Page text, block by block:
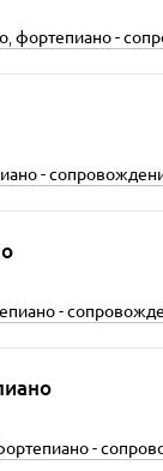
,фортепиано -
-
-
-